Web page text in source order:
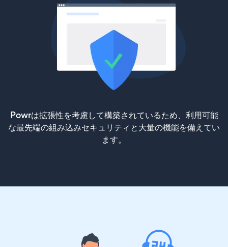
Powrは拡張性を考慮して構築されているため、利用可能
な最先端の組み込みセキュリティと大量の機能を備えてい
ます。